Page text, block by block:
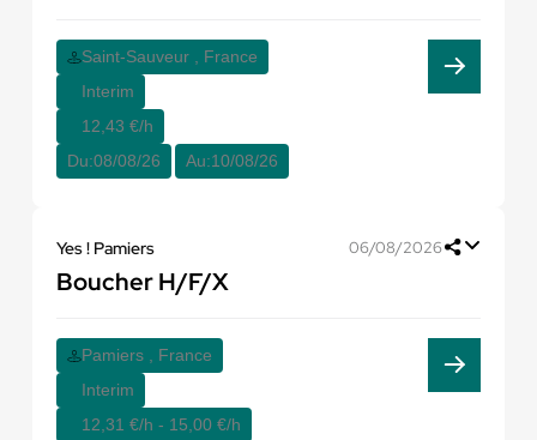
Saint-Sauveur , France
Interim
12,43 €/h
Du:08/08/26 Au:10/08/26
Yes ! Pamiers 06/08/2026
Boucher H/F/X
Pamiers , France
Interim
12,31 €/h - 15,00 €/h